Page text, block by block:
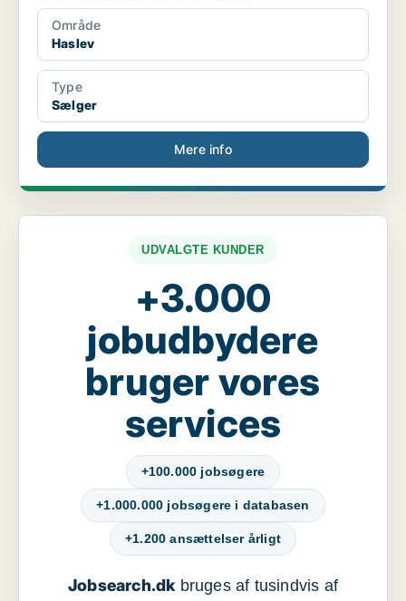
Område
Haslev
Type
Sælger
Mere info
UDVALGTE KUNDER
+3.000
jobudbydere
bruger vores
services
+100.000 jobsøgere
+1.000.000 jobsøgere i databasen
+1.200 ansættelser årligt
Jobsearch.dkbruges af tusindvis af